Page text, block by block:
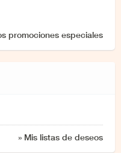
promociones especiales
» Mis listas de deseos